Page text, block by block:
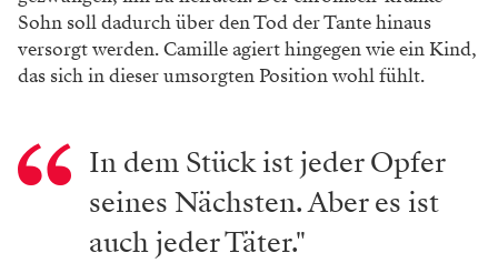
Sohn soll dadurch über den Tod der Tante hinaus
versorgt werden. Camille agiert hingegen wie ein Kind,
das sich in dieser umsorgten Position wohl fühlt.
In dem Stück ist jeder Opfer
seines Nächsten. Aber es ist
auch jeder Täter."